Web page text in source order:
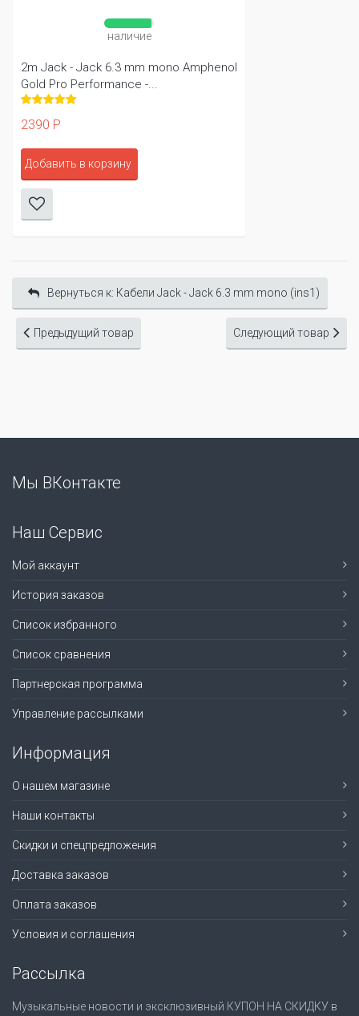
наличие
2m Jack - Jack 6.3 mm mono Amphenol
Gold Pro Performance -...
2390 Р
Добавить в корзину
Вернуться к: Кабели Jack - Jack 6.3 mm mono (ins1)
Предыдущий товар Следующий товар
Мы ВКонтакте
Наш Сервис
Мой аккаунт
История заказов
Список избранного
Список сравнения
Партнерская программа
Управление рассылками
Информация
О нашем магазине
Наши контакты
Скидки и спецпредложения
Доставка заказов
Оплата заказов
Условия и соглашения
Рассылка
Музыкальные новости и эксклюзивный КУПОН НА СКИДКУ в